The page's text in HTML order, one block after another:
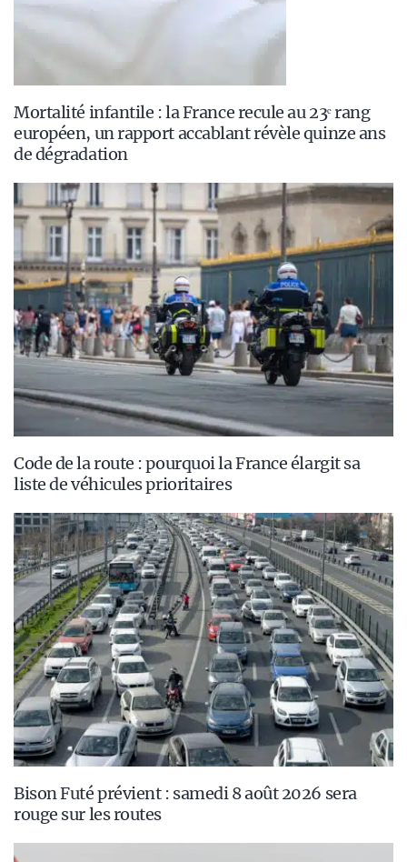
Mortalité infantile : la France recule au 23ᵉ rang
européen, un rapport accablant révèle quinze ans
de dégradation
Code de la route : pourquoi la France élargit sa
liste de véhicules prioritaires
Bison Futé prévient : samedi 8 août 2026 sera
rouge sur les routes